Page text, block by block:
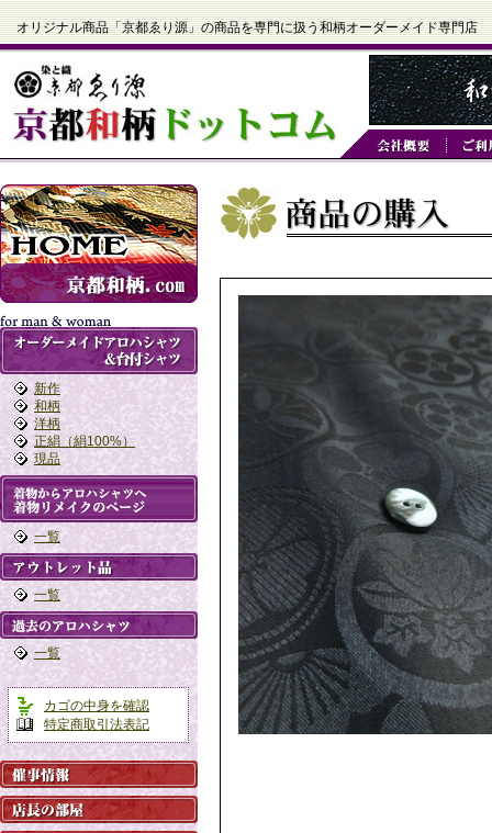
オリジナル商品「京都ゑり源」の商品を専門に扱う和柄オーダーメイド専門店
新作
和柄
洋柄
正絹（絹100%）
現品
一覧
一覧
一覧
カゴの中身を確認
特定商取引法表記